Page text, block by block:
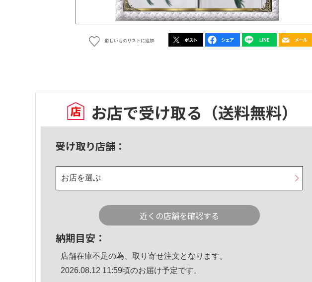
欲しいものリストに追加
お店で受け取る （送料無料）
受け取り店舗：
お店を選ぶ
近くの店舗を確認する
納期目安：
店舗在庫不足の為、取り寄せ注文となります。
2026.08.12 11:59頃のお届け予定です。